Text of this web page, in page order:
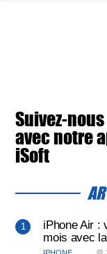
Suivez-nous
avec notre
iSoft
iPhone Air :
mois avec